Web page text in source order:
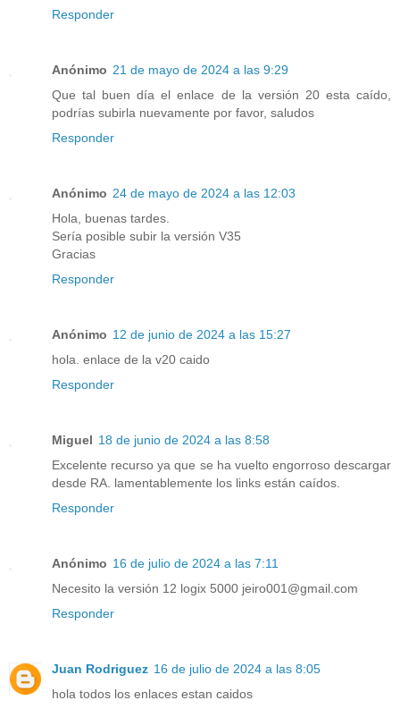
Responder
Anónimo 21 de mayo de 2024 a las 9:29
Que tal buen día el enlace de la versión 20 esta caído,
podrías subirla nuevamente por favor, saludos
Responder
Anónimo 24 de mayo de 2024 a las 12:03
Hola, buenas tardes.
Sería posible subir la versión V35
Gracias
Responder
Anónimo 12 de junio de 2024 a las 15:27
hola. enlace de la v20 caido
Responder
Miguel 18 de junio de 2024 a las 8:58
Excelente recurso ya que se ha vuelto engorroso descargar
desde RA. lamentablemente los links están caídos.
Responder
Anónimo 16 de julio de 2024 a las 7:11
Necesito la versión 12 logix 5000 jeiro001@gmail.com
Responder
Juan Rodriguez 16 de julio de 2024 a las 8:05
hola todos los enlaces estan caidos